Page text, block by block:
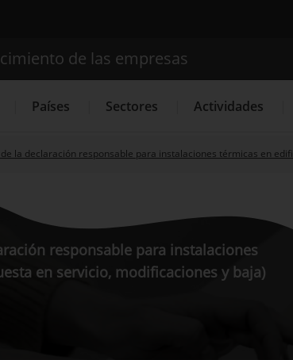
Buscador
de las empresas
Países Sectores Actividades
la declaración responsable para instalaciones térmicas en
responsable para instalaciones
en servicio, modificaciones y baja)